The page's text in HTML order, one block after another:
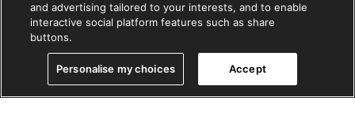
개인정보 처리방침 | 쿠키정책 | 쿠키설정
and advertising tailored to your interests, and to enable
interactive social platform features such as share
buttons.
Personalise my choices Accept